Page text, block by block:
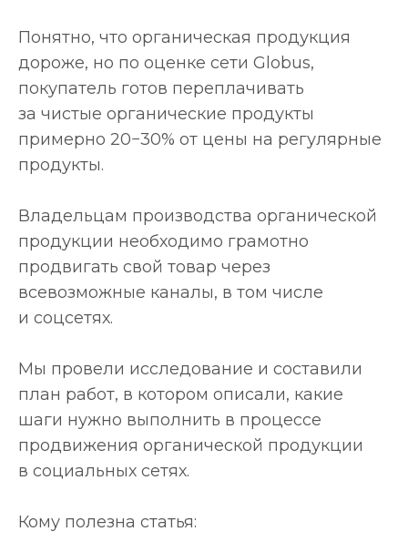
Понятно, что органическая продукция
дороже, но по оценке сети Globus,
покупатель готов переплачивать
за чистые органические продукты
примерно 20−30% от цены на регулярные
продукты.
Владельцам производства органической
продукции необходимо грамотно
продвигать свой товар через
всевозможные каналы, в том числе
и соцсетях.
Мы провели исследование и составили
план работ, в котором описали, какие
шаги нужно выполнить в процессе
продвижения органической продукции
в социальных сетях.
Кому полезна статья: